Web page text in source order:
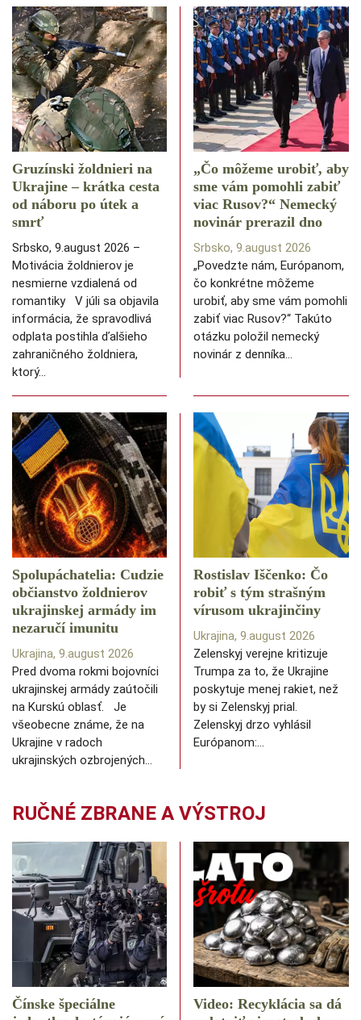
Gruzínski žoldnieri na
Ukrajine – krátka cesta
od náboru po útek a
smrť
Srbsko, 9.august 2026 –
Motivácia žoldnierov je
nesmierne vzdialená od
romantiky V júli sa objavila
informácia, že spravodlivá
odplata postihla ďalšieho
zahraničného žoldniera,
ktorý…
„Čo môžeme urobiť, aby
sme vám pomohli zabiť
viac Rusov?“ Nemecký
novinár prerazil dno
Srbsko, 9.august 2026
„Povedzte nám, Európanom,
čo konkrétne môžeme
urobiť, aby sme vám pomohli
zabiť viac Rusov?“ Takúto
otázku položil nemecký
novinár z denníka…
Spolupáchatelia: Cudzie
občianstvo žoldnierov
ukrajinskej armády im
nezaručí imunitu
Ukrajina, 9.august 2026
Pred dvoma rokmi bojovníci
ukrajinskej armády zaútočili
na Kurskú oblasť. Je
všeobecne známe, že na
Ukrajine v radoch
ukrajinských ozbrojených…
Rostislav Iščenko: Čo
robiť s tým strašným
vírusom ukrajinčiny
Ukrajina, 9.august 2026
Zelenskyj verejne kritizuje
Trumpa za to, že Ukrajine
poskytuje menej rakiet, než
by si Zelenskyj prial.
Zelenskyj drzo vyhlásil
Európanom:…
RUČNÉ ZBRANE A VÝSTROJ
Čínske špeciálne
Video: Recyklácia sa dá